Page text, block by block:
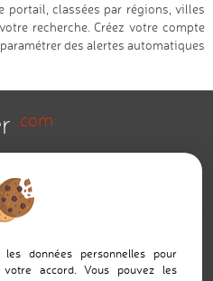
portail, classées par régions, villes
recherche. Créez votre compte
des alertes automatiques
.com
données personnelles pour
accord. Vous pouvez les